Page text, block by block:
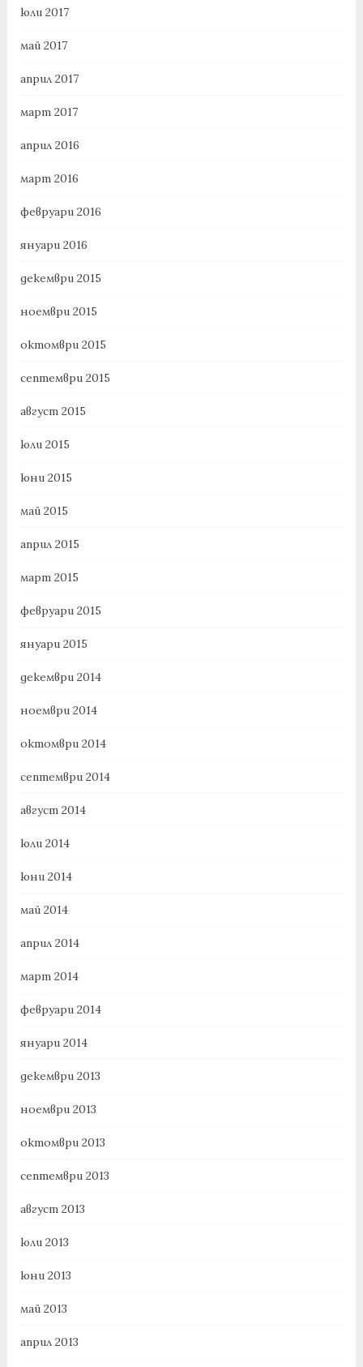
юли 2017
май 2017
април 2017
март 2017
април 2016
март 2016
февруари 2016
януари 2016
декември 2015
ноември 2015
октомври 2015
септември 2015
август 2015
юли 2015
юни 2015
май 2015
април 2015
март 2015
февруари 2015
януари 2015
декември 2014
ноември 2014
октомври 2014
септември 2014
август 2014
юли 2014
юни 2014
май 2014
април 2014
март 2014
февруари 2014
януари 2014
декември 2013
ноември 2013
октомври 2013
септември 2013
август 2013
юли 2013
юни 2013
май 2013
април 2013